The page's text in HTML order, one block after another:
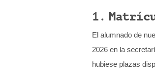
1.
El alumnado de
2026 en la
hubiese plazas